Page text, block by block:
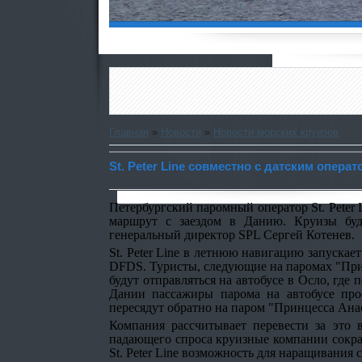
Главная » Новости » Новости морских круизов
St. Peter Line совместно с датским
Петербургский паромный оператор St. Peter
маршрут с заездом в Данию. Круизы
генеральный директор SPL Сергей Котенев.
St. Peter Line в летнюю навигацию
DFDS. Туристы, следующие на паромах
будут отправляться на автобусе в Осло,
Дании пассажиры парома на автобусе
пересядут обратно на паром "Принцесса
Компания рассчитывает перевести за
падающего спроса круизные компании
St. Peter Line возможность для наращивания